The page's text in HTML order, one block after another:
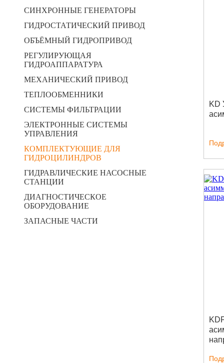
СИНХРОННЫЕ ГЕНЕРАТОРЫ
ГИДРОСТАТИЧЕСКИЙ ПРИВОД
ОБЪЁМНЫЙ ГИДРОПРИВОД
РЕГУЛИРУЮЩАЯ
ГИДРОАППАРАТУРА
МЕХАНИЧЕСКИЙ ПРИВОД
ТЕПЛООБМЕННИКИ
СИСТЕМЫ ФИЛЬТРАЦИИ
ЭЛЕКТРОННЫЕ СИСТЕМЫ
УПРАВЛЕНИЯ
КОМПЛЕКТУЮЩИЕ ДЛЯ
ГИДРОЦИЛИНДРОВ
ГИДРАВЛИЧЕСКИЕ НАСОСНЫЕ
СТАНЦИИ
ДИАГНОСТИЧЕСКОЕ
ОБОРУДОВАНИЕ
ЗАПАСНЫЕ ЧАСТИ
KD